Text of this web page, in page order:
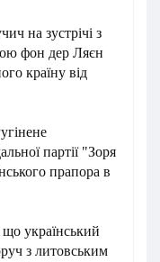
на зустрічі з
фон дер Ляєн
країну від
партії "Зоря
прапора в
що український
з литовським